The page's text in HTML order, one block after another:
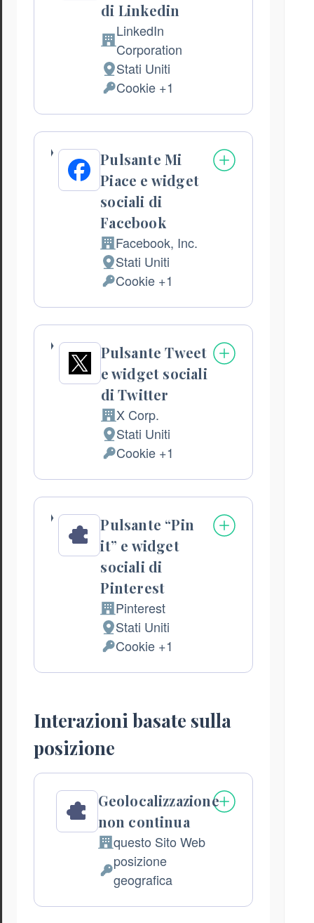
di Linkedin
Azienda:
LinkedIn
Corporation
Luogo
del
trattamento:
Stati Uniti
Dati
Personali
trattati:
Cookie +1
Pulsante Mi
Piace e widget
sociali di
Facebook
Azienda:
Facebook, Inc.
Luogo
del
trattamento:
Stati Uniti
Dati
Personali
trattati:
Cookie +1
Pulsante Tweet
e widget sociali
di Twitter
Azienda:
X Corp.
Luogo
del
trattamento:
Stati Uniti
Dati
Personali
trattati:
Cookie +1
Pulsante “Pin
it” e widget
sociali di
Pinterest
Azienda:
Pinterest
Luogo
del
trattamento:
Stati Uniti
Dati
Personali
Cookie +1
Interazioni basate sulla
posizione
Geolocalizzazione
non continua
Azienda:
questo Sito Web
Dati
posizione
geografica